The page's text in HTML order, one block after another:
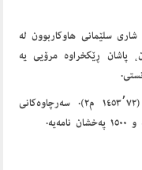
زانستخوازی شاری سلێمانی ھاوکاربوون لە
پاشان ڕێکخراوە مرۆیی یە
بینای کتێبخانەی ناوەندی بەزیادکردنی بەشێکی تر فراوانترکرا و ڕووبەرەکەی گەیشتە (١٤٥٣٬٧٢ م٢). سەرچاوەکانی